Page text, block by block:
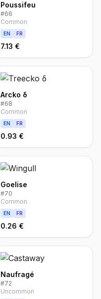
Poussifeu
#66
Common
EN FR
7.13 €
Arcko δ
#68
Common
EN FR
0.93 €
Goelise
#70
Common
EN FR
0.26 €
Naufragé
#72
Uncommon